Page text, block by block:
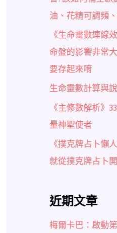
油、花精可調頻
《生命靈數連線
命盤的影響非常
要存起來唷
生命靈數計算與
《主修數解析》
量神聖使者
《撲克牌占卜懶
就從撲克牌占卜
近期文章
梅爾卡巴：啟動